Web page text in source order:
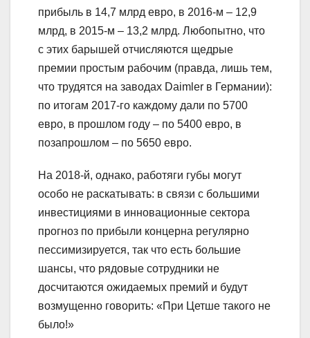
прибыль в 14,7 млрд евро, в 2016-м – 12,9
млрд, в 2015-м – 13,2 млрд. Любопытно, что
с этих барышей отчисляются щедрые
премии простым рабочим (правда, лишь тем,
что трудятся на заводах Daimler в Германии):
по итогам 2017-го каждому дали по 5700
евро, в прошлом году – по 5400 евро, в
позапрошлом – по 5650 евро.
На 2018-й, однако, работяги губы могут
особо не раскатывать: в связи с большими
инвестициями в инновационные сектора
прогноз по прибыли концерна регулярно
пессимизируется, так что есть большие
шансы, что рядовые сотрудники не
досчитаются ожидаемых премий и будут
возмущенно говорить: «При Цетше такого не
было!»